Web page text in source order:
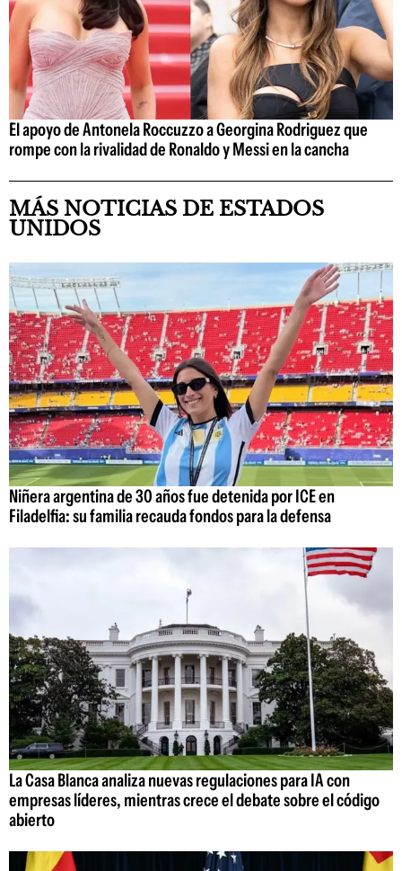
El apoyo de Antonela Roccuzzo a Georgina Rodriguez que
rompe con la rivalidad de Ronaldo y Messi en la cancha
MÁS NOTICIAS DE ESTADOS
UNIDOS
Niñera argentina de 30 años fue detenida por ICE en
Filadelfia: su familia recauda fondos para la defensa
La Casa Blanca analiza nuevas regulaciones para IA con
empresas líderes, mientras crece el debate sobre el código
abierto